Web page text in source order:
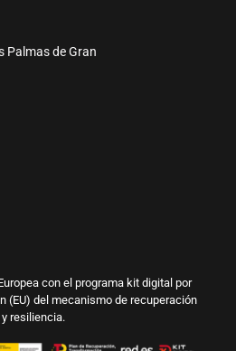
Palmas de Gran
con el programa kit digital por
(EU) del mecanismo de recuperación
y resiliencia.